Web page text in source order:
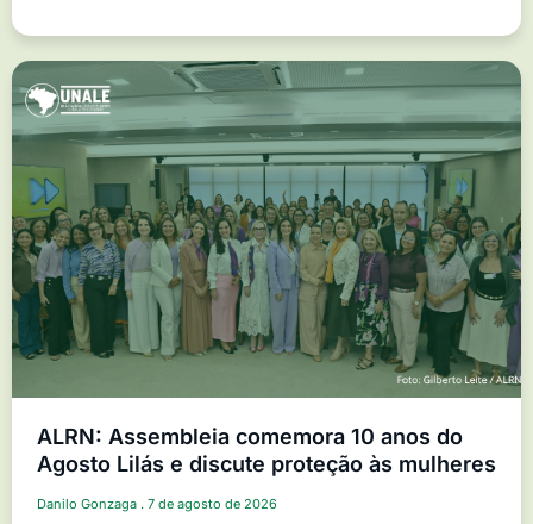
ALRN: Assembleia comemora 10 anos do
Agosto Lilás e discute proteção às mulheres
Danilo Gonzaga 7 de agosto de 2026